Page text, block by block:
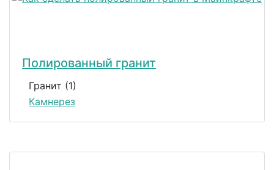
Полированный гранит
Гранит (1)
Камнерез